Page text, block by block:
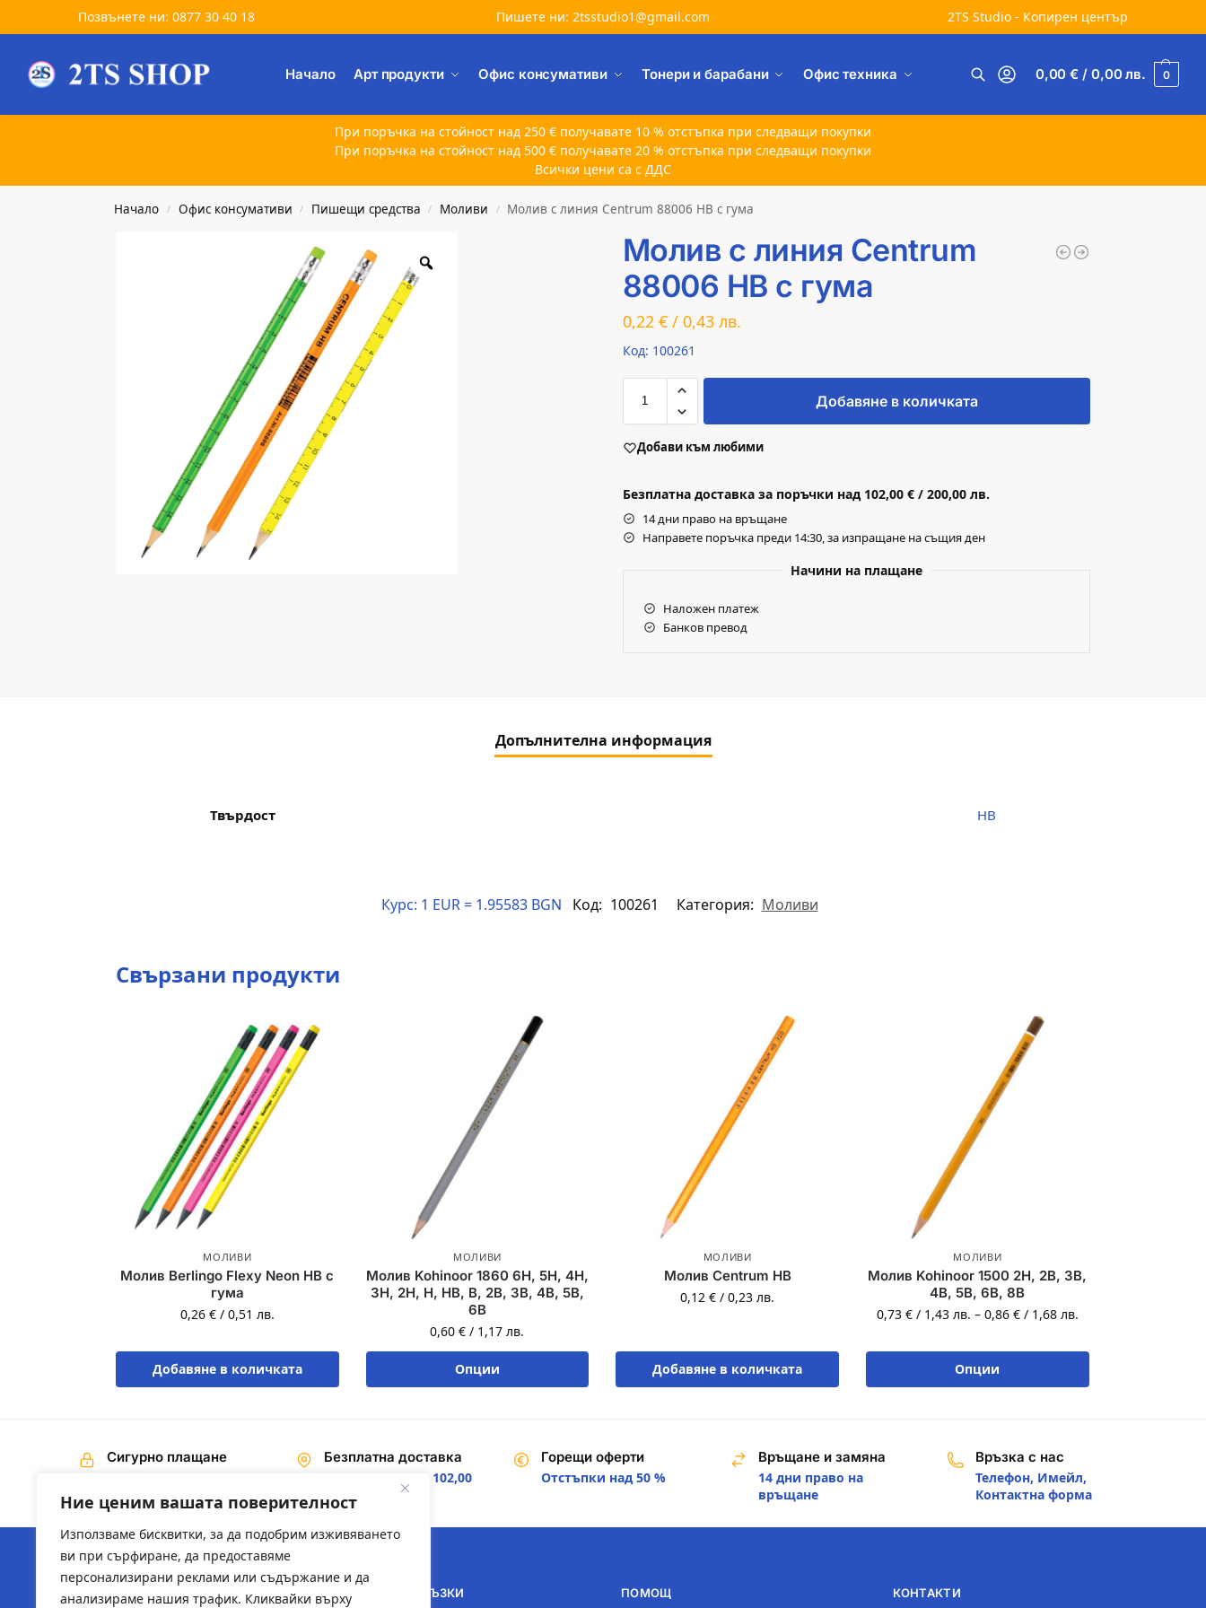
Ние ценим вашата поверителност
Използваме бисквитки, за да подобрим изживяването
ви при сърфиране, да предоставяме
персонализирани реклами или съдържание и да
анализираме нашия трафик. Кликвайки върху
Позвънете ни: 0877 30 40 18 Пишете ни: 2tsstudio1@gmail.com 2TS Studio - Копирен център
Начало Арт продукти Офис консумативи Тонери и барабани Офис техника
Търсене
0,00€ / 0,00лв. 0
При поръчка на стойност над 250 € получавате 10 % отстъпка при следващи покупки
При поръчка на стойност над 500 € получавате 20 % отстъпка при следващи покупки
Всички цени са с ДДС
Начало / Офис консумативи / Пишещи средства / Моливи / Молив с линия Centrum 88006 HB с гума
Молив с линия Centrum
88006 HB с гума
0,22 € / 0,43 лв.
Код: 100261
Добавяне в количката
Добави към любими
Безплатна доставка за поръчки над 102,00 € / 200,00 лв.
14 дни право на връщане
Направете поръчка преди 14:30, за изпращане на същия ден
Начини на плащане
Наложен платеж
Банков превод
Допълнителна информация
Твърдост HB
Курс: 1 EUR = 1.95583 BGN Код: 100261 Категория: Моливи
Свързани продукти
МОЛИВИ
Молив Berlingo Flexy Neon HB с
гума
0,26 € / 0,51 лв.
Добавяне в количката
МОЛИВИ
Молив Kohinoor 1860 6H, 5H, 4H,
3H, 2H, H, HB, B, 2B, 3B, 4B, 5B,
6B
0,60€ / 1,17лв.
Опции
МОЛИВИ
Молив Centrum HB
0,12€ /0,23лв.
Добавяне в количката
МОЛИВИ
Молив Kohinoor 1500 2H, 2B, 3B,
4B, 5B, 6B, 8B
0,73 € / 1,43 лв. – 0,86 € / 1,68 лв.
Опции
Сигурно плащане
Безплатна доставка
На поръчки над 102,00
€ / 200,00 лв.
Горещи оферти
Отстъпки над 50 %
Връщане и замяна
14 дни право на
връщане
Връзка с нас
Телефон, Имейл,
Контактна форма
ПОЛЕЗНИ ВРЪЗКИ ПОМОЩ КОНТАКТИ